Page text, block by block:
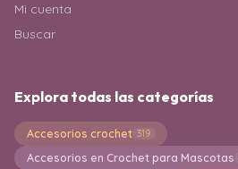
Mi cuenta
Buscar
Explora todas las categorías
Accesorios crochet 319
Accesorios en Crochet para Mascotas